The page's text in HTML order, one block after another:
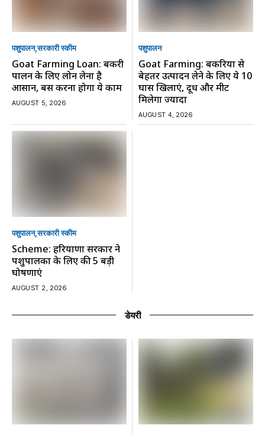
पशुपालन सरकारी स्की‍म
Goat Farming Loan: बकरी
पालन के लिए लोन लेना है
आसान, बस करना होगा ये काम
AUGUST 5, 2026
पशुपालन
Goat Farming: बकरियों से
बेहतर उत्पादन लेने के लिए ये 10
घास खिलाएं, दूध और मीट
मिलेगा ज्यादा
AUGUST 4, 2026
पशुपालन सरकारी स्की‍म
Scheme: हरियाणा सरकार ने
पशुपालकों के लिए की 5 बड़ी
घोषणाएं
AUGUST 2, 2026
डेयरी